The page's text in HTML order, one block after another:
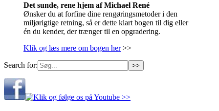
Det sunde, rene hjem af Michael René
Ønsker du at forfine dine rengøringsmetoder i den
miljørigtige retning, så er dette klart bogen til dig eller
én du kender, der trænger til en opgradering.
Klik og læs mere om bogen her>>
Search for: